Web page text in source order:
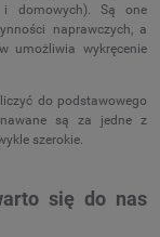
i domowych). Są one
naprawczych, a
umożliwia wykręcenie
do podstawowego
są za jedne z
szerokie.
się do nas